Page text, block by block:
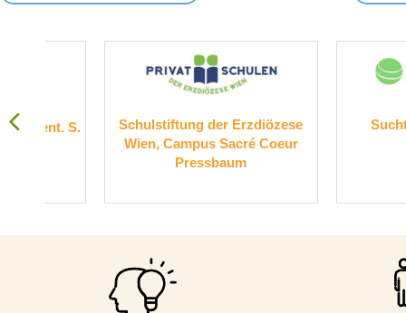
S.
Schulstiftung der Erzdiözese
Wien, Campus Sacré Coeur
Pressbaum
Suchthilfe